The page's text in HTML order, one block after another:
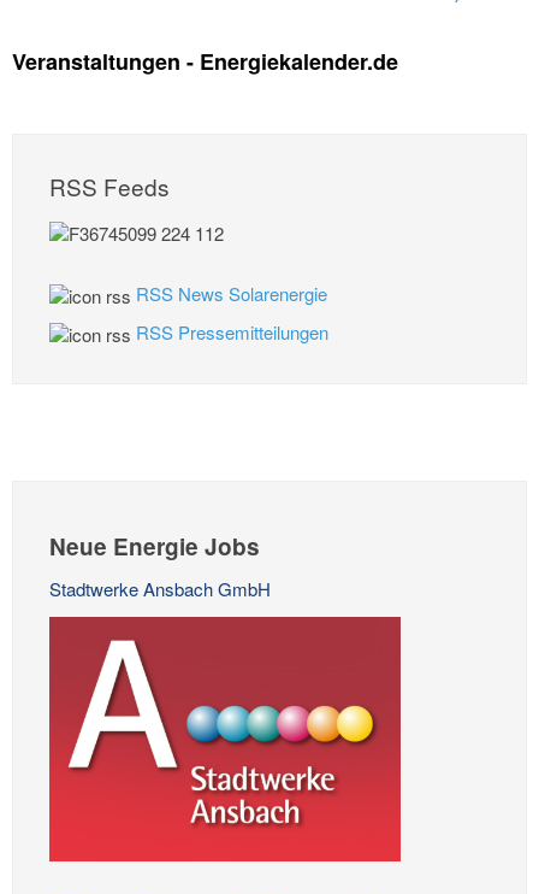
Veranstaltungen - Energiekalender.de
RSS Feeds
RSS News Solarenergie
RSS Pressemitteilungen
Neue Energie Jobs
Stadtwerke Ansbach GmbH